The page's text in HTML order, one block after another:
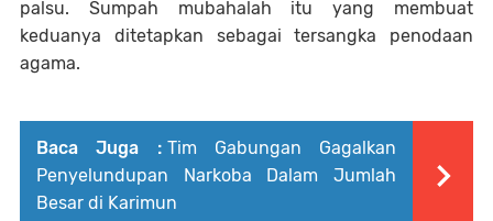
palsu. Sumpah mubahalah itu yang membuat
keduanya ditetapkan sebagai tersangka penodaan
agama.
Baca Juga : Tim Gabungan Gagalkan
Penyelundupan Narkoba Dalam Jumlah
Besar di Karimun